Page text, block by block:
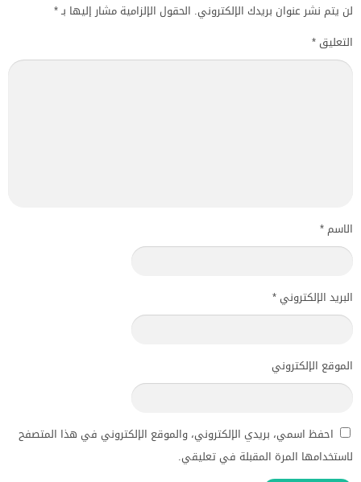
لن يتم نشر عنوان بريدك الإلكتروني. الحقول الإلزامية مشار إليها بـ*
التعليق *
الاسم*
البريد الإلكتروني *
الموقع الإلكتروني
احفظ اسمي، بريدي الإلكتروني، والموقع الإلكتروني في هذا المتصفح
لاستخدامها المرة المقبلة في تعليقي.